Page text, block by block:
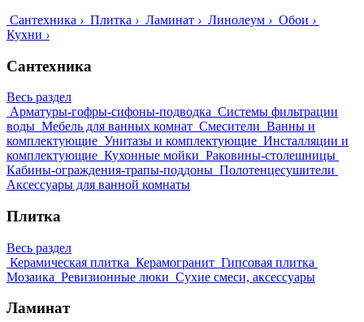
Сантехника › Плитка › Ламинат › Линолеум › Обои ›
Кухни ›
Сантехника
Весь раздел
Арматуры-гофры-сифоны-подводка Системы фильтрации
воды Мебель для ванных комнат Смесители Ванны и
комплектующие Унитазы и комплектующие Инсталляции и
комплектующие Кухонные мойки Раковины-столешницы
Кабины-ограждения-трапы-поддоны Полотенцесушители
Аксессуары для ванной комнаты
Плитка
Весь раздел
Керамическая плитка Керамогранит Гипсовая плитка
Мозаика Ревизионные люки Сухие смеси, аксессуары
Ламинат